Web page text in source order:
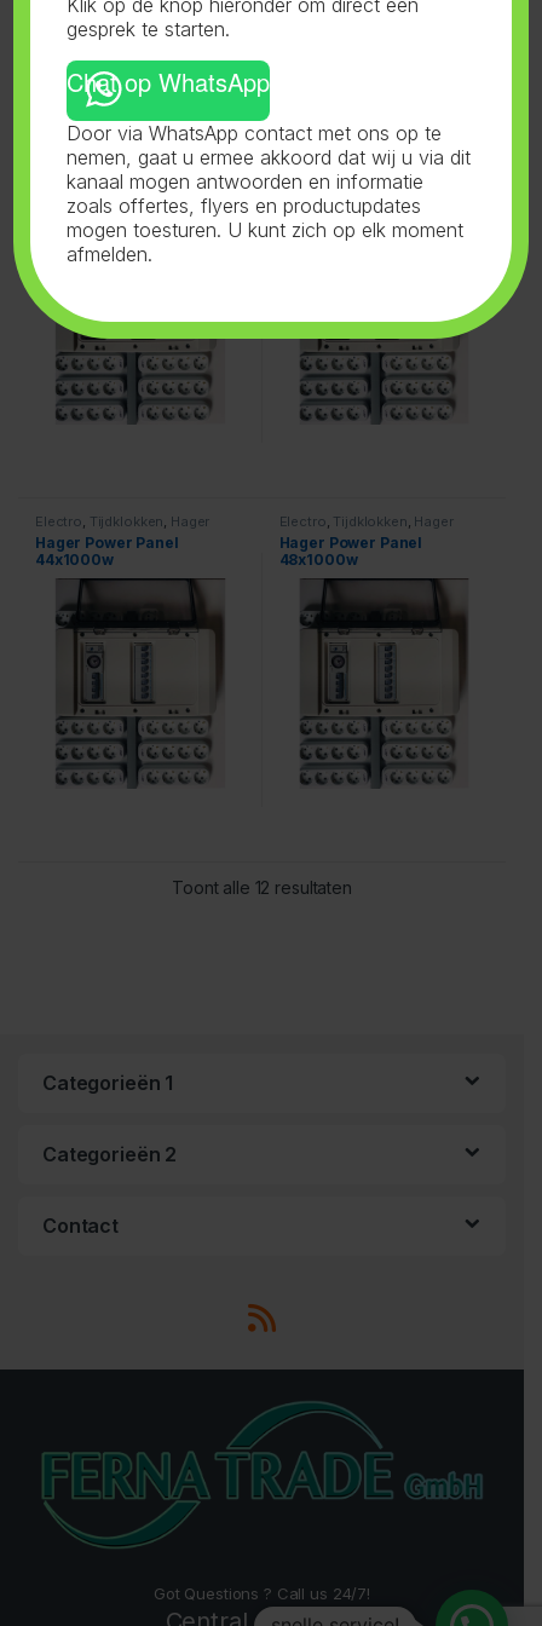
Electro,Tijdklokken,Hager
Power Panels, 1000 Watt
Hager Power Panel
36x1000w
Electro, Tijdklokken , Hager
Power Panels , 1000 Watt
Hager Power Panel
40x1000w
Electro Tijdklokken Hager
Power Panels 1000 Watt
Hager Power Panel
44x1000w
Electro Tijdklokken Hager
Power Panels 1000 Watt
Hager Power Panel
48x1000w
Toont alle 12 resultaten
Categorieën 1
Categorieën 2
Contact
Got Questions ? Call us 24/7!
Klik op de knop hieronder om direct een
gesprek te starten.
Chat op WhatsApp
Door via WhatsApp contact met ons op te
nemen, gaat u ermee akkoord dat wij u via dit
kanaal mogen antwoorden en informatie
zoals offertes, flyers en productupdates
mogen toesturen. U kunt zich op elk moment
afmelden.